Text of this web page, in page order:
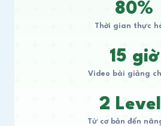
80%
Thời gian thực
15 giờ
Video bài giảng
2
Từ cơ bản đến